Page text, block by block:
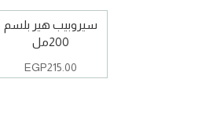
سيروبيب هير بلسم
200مل
EGP215.00